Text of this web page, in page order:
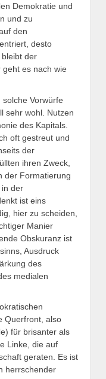
Demokratie und
und zu
den
desto
der
es nach wie
Vorwürfe
sehr wohl. Nutzen
des Kapitals.
oft gestreut und
der
ihren Zweck,
der Formatierung
in der
ist eins
hier zu scheiden,
Manier
Obskuranz ist
Ausdruck
des
medialen
Querfront, also
für brisanter als
Linke, die auf
geraten. Es ist
herrschender